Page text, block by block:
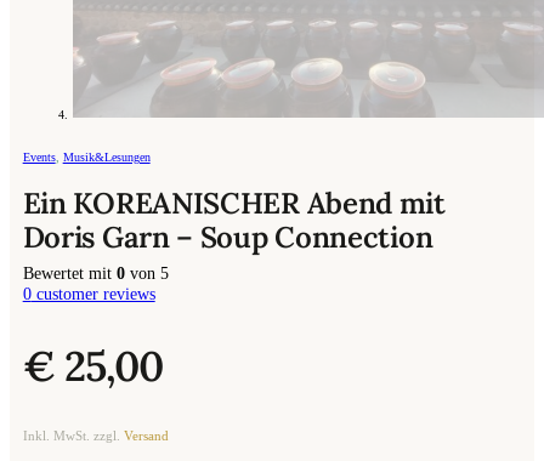
Events, Musik&Lesungen
Ein KOREANISCHER Abend mit
Doris Garn – Soup Connection
Bewertet mit 0von 5
0customer reviews
€25,00
Inkl. MwSt. zzgl. Versand